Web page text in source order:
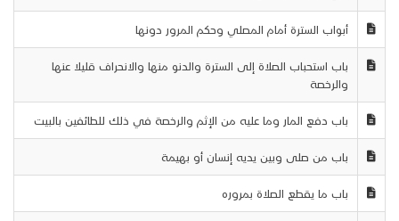
أبواب السترة أمام المصلي وحكم المرور دونها
باب استحباب الصلاة إلى السترة والدنو منها والانحراف قليلا عنها
والرخصة
باب دفع المار وما عليه من الإثم والرخصة في ذلك للطائفين بالبيت
باب من صلى وبين يديه إنسان أو بهيمة
باب ما يقطع الصلاة بمروره